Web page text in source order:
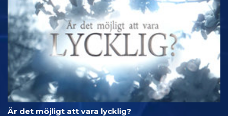
Är det möjligt att vara lycklig?